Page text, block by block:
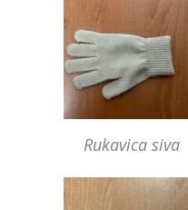
Rukavica siva